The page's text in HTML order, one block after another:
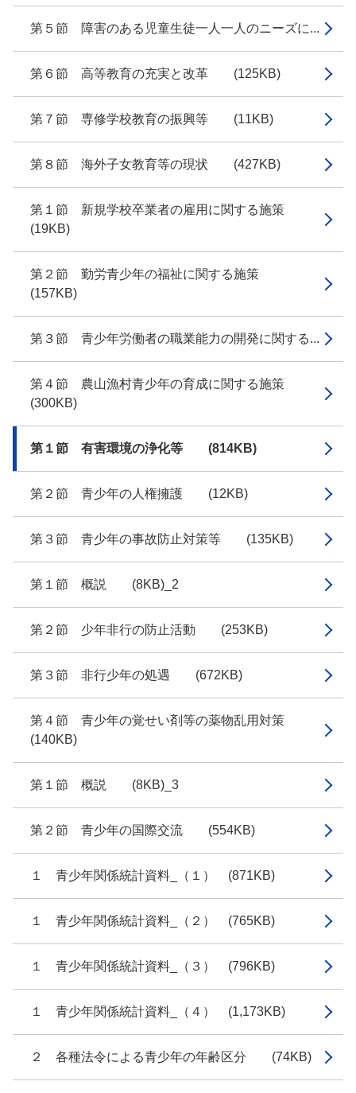
第５節 障害のある児童生徒一人一人のニーズに...
第６節 高等教育の充実と改革 (125KB)
第７節 専修学校教育の振興等 (11KB)
第８節 海外子女教育等の現状 (427KB)
第１節 新規学校卒業者の雇用に関する施策
(19KB)
第２節 勤労青少年の福祉に関する施策
(157KB)
第３節 青少年労働者の職業能力の開発に関する...
第４節 農山漁村青少年の育成に関する施策
(300KB)
第１節 有害環境の浄化等 (814KB)
第２節 青少年の人権擁護 (12KB)
第３節 青少年の事故防止対策等 (135KB)
第１節 概説 (8KB)_2
第２節 少年非行の防止活動 (253KB)
第３節 非行少年の処遇 (672KB)
第４節 青少年の覚せい剤等の薬物乱用対策
(140KB)
第１節 概説 (8KB)_3
第２節 青少年の国際交流 (554KB)
１ 青少年関係統計資料_（１） (871KB)
１ 青少年関係統計資料_（２） (765KB)
１ 青少年関係統計資料_（３） (796KB)
１ 青少年関係統計資料_（４） (1,173KB)
２ 各種法令による青少年の年齢区分 (74KB)